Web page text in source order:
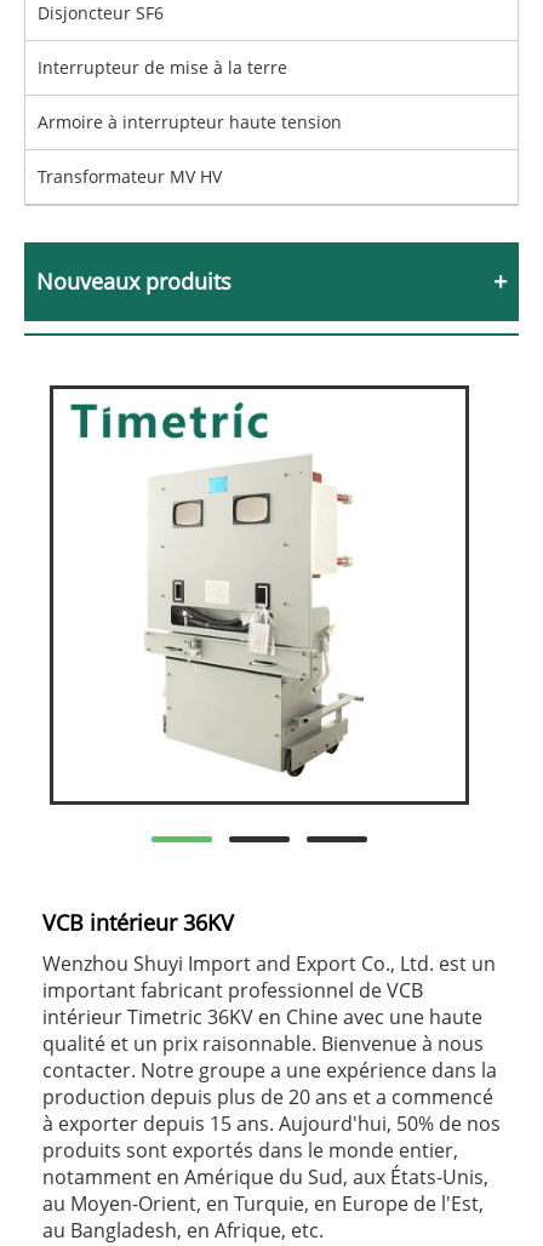
Disjoncteur SF6
Interrupteur de mise à la terre
Armoire à interrupteur haute tension
Transformateur MV HV
Nouveaux produits
VCB intérieur 36KV
Wenzhou Shuyi Import and Export Co., Ltd. est un
important fabricant professionnel de VCB
intérieur Timetric 36KV en Chine avec une haute
qualité et un prix raisonnable. Bienvenue à nous
contacter. Notre groupe a une expérience dans la
production depuis plus de 20 ans et a commencé
à exporter depuis 15 ans. Aujourd'hui, 50% de nos
produits sont exportés dans le monde entier,
notamment en Amérique du Sud, aux États-Unis,
au Moyen-Orient, en Turquie, en Europe de l'Est,
au Bangladesh, en Afrique, etc.